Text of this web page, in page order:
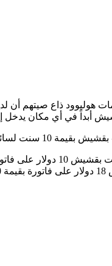
هوليوود ذاع صيتهم أن
أبداً في أي مكان يدخل
والأبشع أنها رمت له البقشيش على الأرض.
بقيمة 457 دولار.